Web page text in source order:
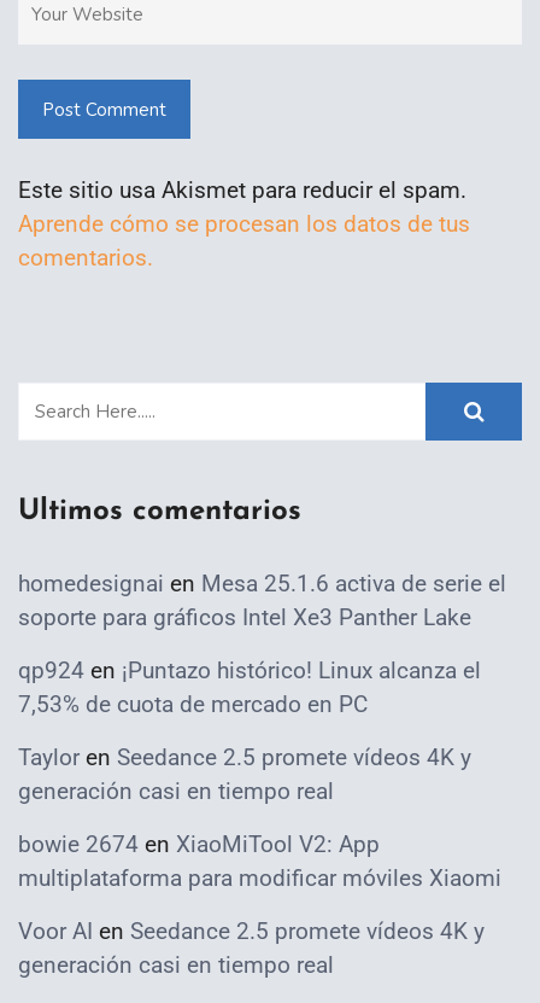
Post Comment
Este sitio usa Akismet para reducir el spam.
Aprende cómo se procesan los datos de tus
comentarios.
Ultimos comentarios
homedesignai en Mesa 25.1.6 activa de serie el
soporte para gráficos Intel Xe3 Panther Lake
qp924 en ¡Puntazo histórico! Linux alcanza el
7,53% de cuota de mercado en PC
Taylor en Seedance 2.5 promete vídeos 4K y
generación casi en tiempo real
bowie 2674 en XiaoMiTool V2: App
multiplataforma para modificar móviles Xiaomi
Voor AI en Seedance 2.5 promete vídeos 4K y
generación casi en tiempo real